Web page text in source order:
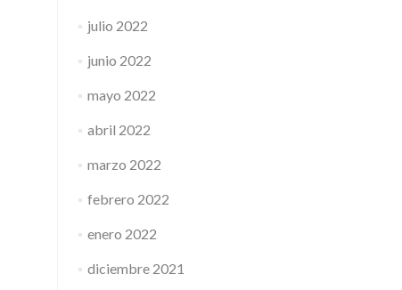
julio 2022
junio 2022
mayo 2022
abril 2022
marzo 2022
febrero 2022
enero 2022
diciembre 2021